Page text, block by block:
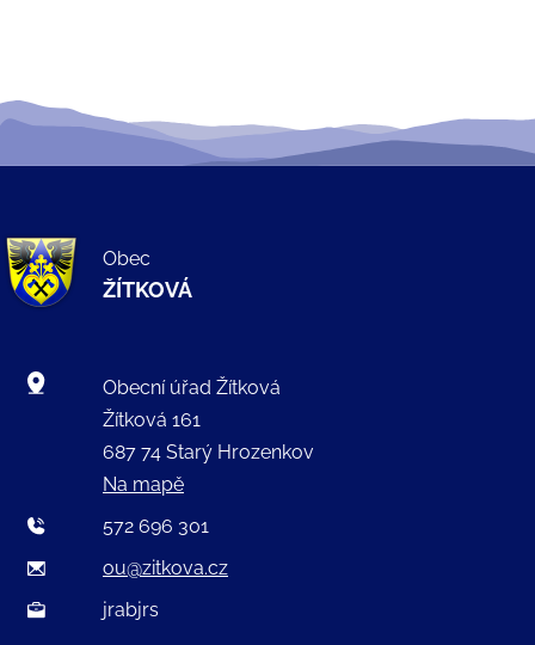
Obec
ŽÍTKOVÁ
Obecní úřad Žítková
Žítková 161
687 74 Starý Hrozenkov
Na mapě
572 696 301
ou@zitkova.cz
jrabjrs